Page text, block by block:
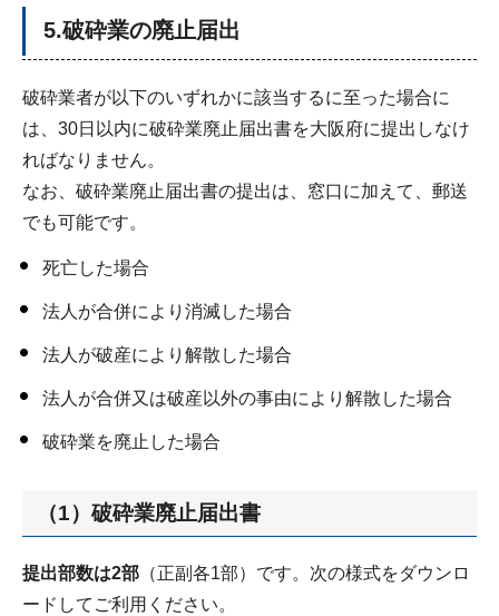
5.破砕業の廃止届出
破砕業者が以下のいずれかに該当するに至った場合に
は、30日以内に破砕業廃止届出書を大阪府に提出しなけ
ればなりません。
なお、破砕業廃止届出書の提出は、窓口に加えて、郵送
でも可能です。
死亡した場合
法人が合併により消滅した場合
法人が破産により解散した場合
法人が合併又は破産以外の事由により解散した場合
破砕業を廃止した場合
（1）破砕業廃止届出書
提出部数は2部 （正副各1部）です。次の様式をダウンロ
ードしてご利用ください。